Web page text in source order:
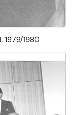
1979/1980